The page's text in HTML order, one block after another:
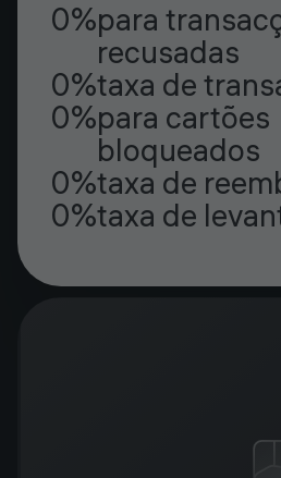
0%para
recusadas
0%taxa de
0%para cartões
bloqueados
0%taxa de
0%taxa de